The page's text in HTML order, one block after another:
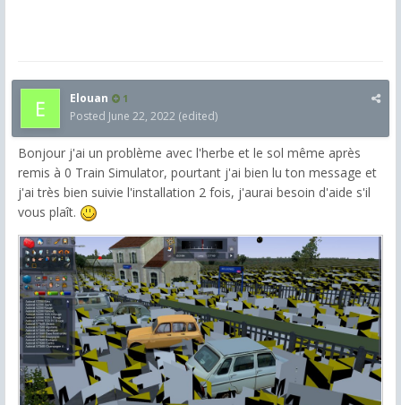
Elouan 1
Posted June 22, 2022 (edited)
Bonjour j'ai un problème avec l'herbe et le sol même après
remis à 0 Train Simulator, pourtant j'ai bien lu ton message et
j'ai très bien suivie l'installation 2 fois, j'aurai besoin d'aide s'il
vous plaît.